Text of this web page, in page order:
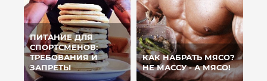
ПИТАНИЕ ДЛЯ
СПОРТСМЕНОВ:
ТРЕБОВАНИЯ И
ЗАПРЕТЫ
КАК НАБРАТЬ МЯСО?
НЕ МАССУ - А МЯСО!